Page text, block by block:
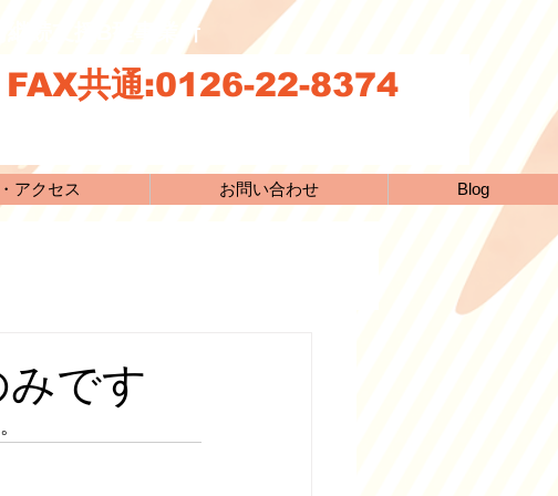
継続支援B型事業所
共通:0126-22-8374
アクセス お問い合わせ Blog
です